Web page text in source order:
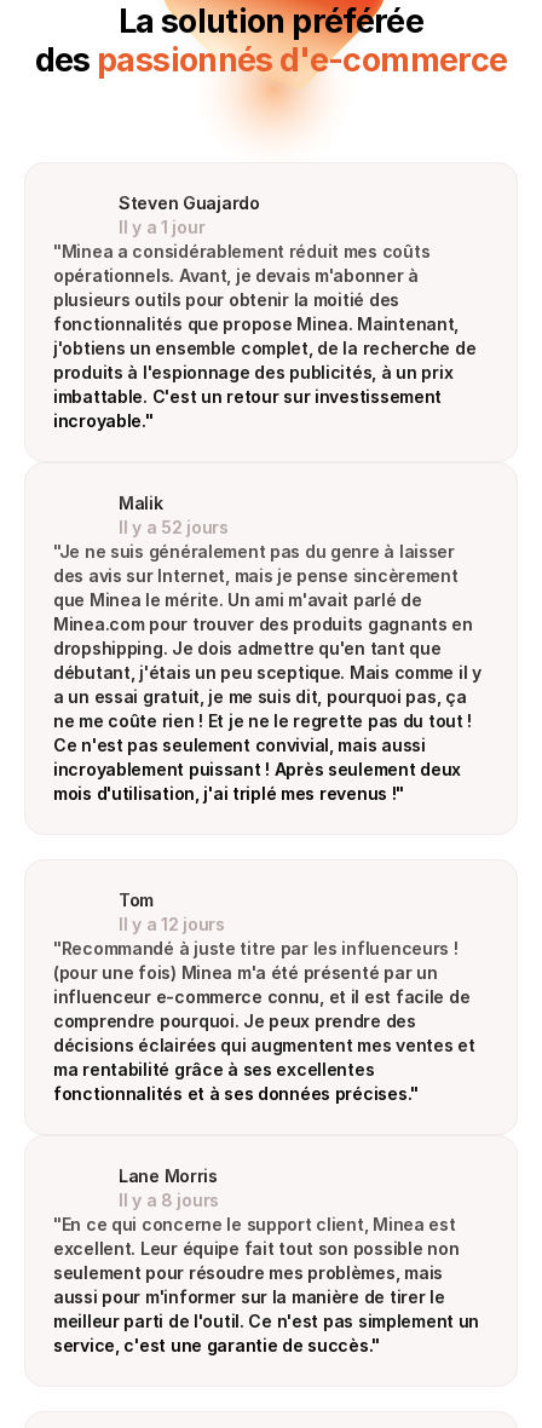
La solution préférée
‍des passionnés d'e-commerce
Steven Guajardo
Il y a 1 jour
"Minea a considérablement réduit mes coûts
opérationnels. Avant, je devais m'abonner à
plusieurs outils pour obtenir la moitié des
fonctionnalités que propose Minea. Maintenant,
j'obtiens un ensemble complet, de la recherche de
produits à l'espionnage des publicités, à un prix
imbattable. C'est un retour sur investissement
incroyable."
Malik
Il y a 52 jours
"Je ne suis généralement pas du genre à laisser
des avis sur Internet, mais je pense sincèrement
que Minea le mérite. Un ami m'avait parlé de
Minea.com pour trouver des produits gagnants en
dropshipping. Je dois admettre qu'en tant que
débutant, j'étais un peu sceptique. Mais comme il y
a un essai gratuit, je me suis dit, pourquoi pas, ça
ne me coûte rien ! Et je ne le regrette pas du tout !
Ce n'est pas seulement convivial, mais aussi
incroyablement puissant ! Après seulement deux
mois d'utilisation, j'ai triplé mes revenus !"
Tom
Il y a 12 jours
"Recommandé à juste titre par les influenceurs !
(pour une fois) Minea m'a été présenté par un
influenceur e-commerce connu, et il est facile de
comprendre pourquoi. Je peux prendre des
décisions éclairées qui augmentent mes ventes et
ma rentabilité grâce à ses excellentes
fonctionnalités et à ses données précises."
Lane Morris
Il y a 8 jours
"En ce qui concerne le support client, Minea est
excellent. Leur équipe fait tout son possible non
seulement pour résoudre mes problèmes, mais
aussi pour m'informer sur la manière de tirer le
meilleur parti de l'outil. Ce n'est pas simplement un
service, c'est une garantie de succès."